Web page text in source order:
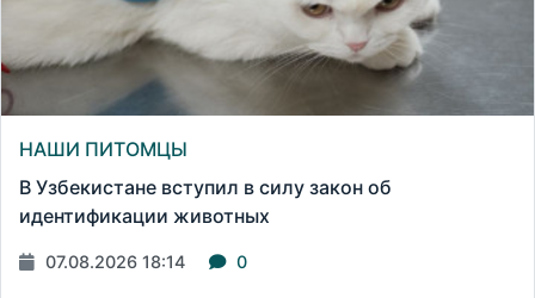
НАШИ ПИТОМЦЫ
В Узбекистане вступил в силу закон об
идентификации животных
07.08.2026 18:14 0